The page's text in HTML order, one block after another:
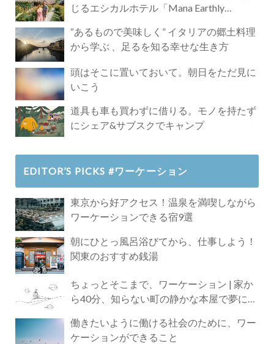
じるエシカルホテル「Mana Earthly
“あるもので美味しく” イタリアの郷土料理
から学ぶ 、足るを知る幸せな生き方
頭はそこに置いておいて。朝日をただ見に
いこう
道具も車も買わずに借りる。モノを持たず
にシェア&サブスクでキャンプ
EDITOR’S PICKS #ワーケーション
東京から好アクセス！温泉を満喫しながら
ワーケーションできる宿9選
朝にひとっ風呂浴びてから、仕事しよう！
関東のおすすめ銭湯
ちょっとそこまで、ワーケーション | 家か
ら40分、知らない町の静かな本屋で夢に近
働きたいように働ける社会のために、ワー
ケーションができること